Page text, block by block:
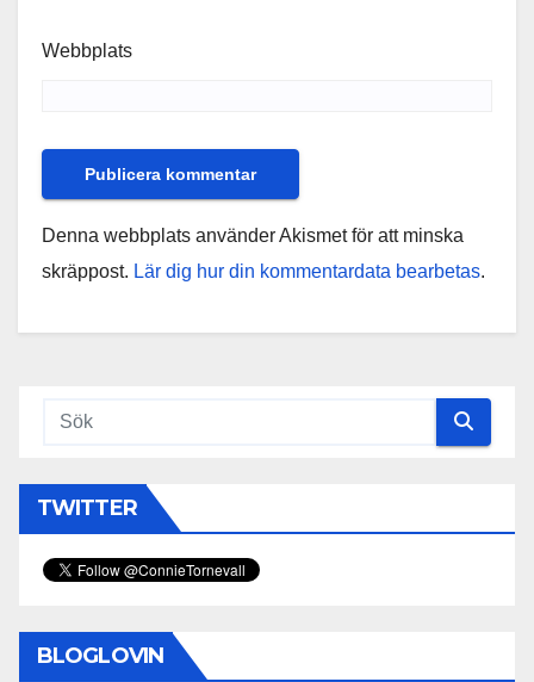
Webbplats
Denna webbplats använder Akismet för att minska
skräppost. Lär dig hur din kommentardata bearbetas.
TWITTER
BLOGLOVIN